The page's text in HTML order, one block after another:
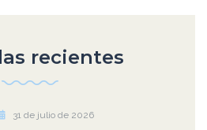
recientes
31 de julio de 2026